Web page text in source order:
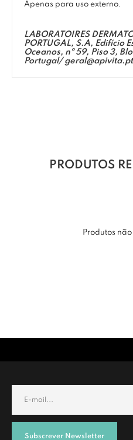
Apenas para uso externo.
LABORATOIRES
PORTUGAL, S.A, Edifício
Oceanos, nº 59, Piso 3,
Portugal/ geral@apivita.pt
PRODUTOS
Produtos
Subscrever Newsletter